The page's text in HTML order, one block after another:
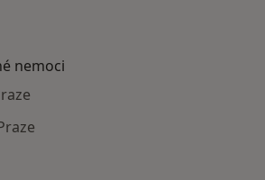
nemoci